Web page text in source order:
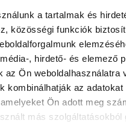
a tartalmak és
közösségi funkciók
, hirdető- és elemező
az Ön weboldalhasználatra
kombinálhatják az adatokat
Ön adott meg
más szolgáltatásokból
önállóan láthat el feladatokat.
esetleges névazonosságért
esetén.
Ultrahangos szakorvos
ultrahang vizsgálata